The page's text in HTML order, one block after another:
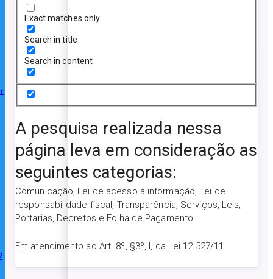
Exact matches only
Search in title
Search in content
A pesquisa realizada nessa
página leva em consideração as
seguintes categorias:
Comunicação, Lei de acesso à informação, Lei de
responsabilidade fiscal, Transparência, Serviços, Leis,
Portarias, Decretos e Folha de Pagamento.
Em atendimento ao Art. 8º, §3º, I, da Lei 12.527/11